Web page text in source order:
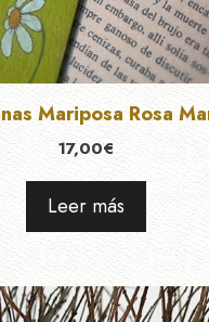
Mariposa Rosa
17,00€
Leer más